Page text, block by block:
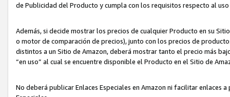
de Publicidad del Producto y cumpla con los requisitos respecto al uso
Además, si decide mostrar los precios de cualquier Producto en su
o motor de comparación de precios), junto con los precios de
distintos a un Sitio de Amazon, deberá mostrar tanto el precio más
“en uso” al cual se encuentre disponible el Producto en el Sitio de
No deberá publicar Enlaces Especiales en Amazon ni facilitar enlaces